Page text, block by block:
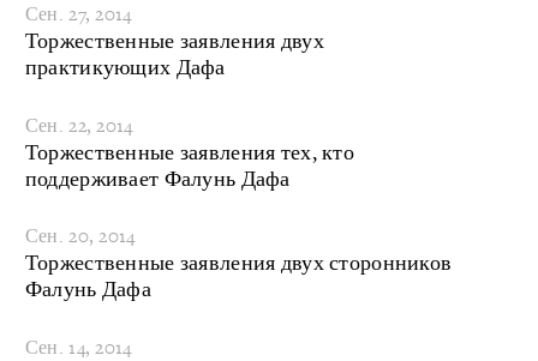
Сен. 27, 2014
Торжественные заявления двух
практикующих Дафа
Сен. 22, 2014
Торжественные заявления тех, кто
поддерживает Фалунь Дафа
Сен. 20, 2014
Торжественные заявления двух сторонников
Фалунь Дафа
Сен. 14, 2014